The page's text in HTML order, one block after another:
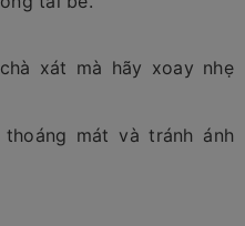
xát mà hãy xoay nhẹ
mát và tránh ánh